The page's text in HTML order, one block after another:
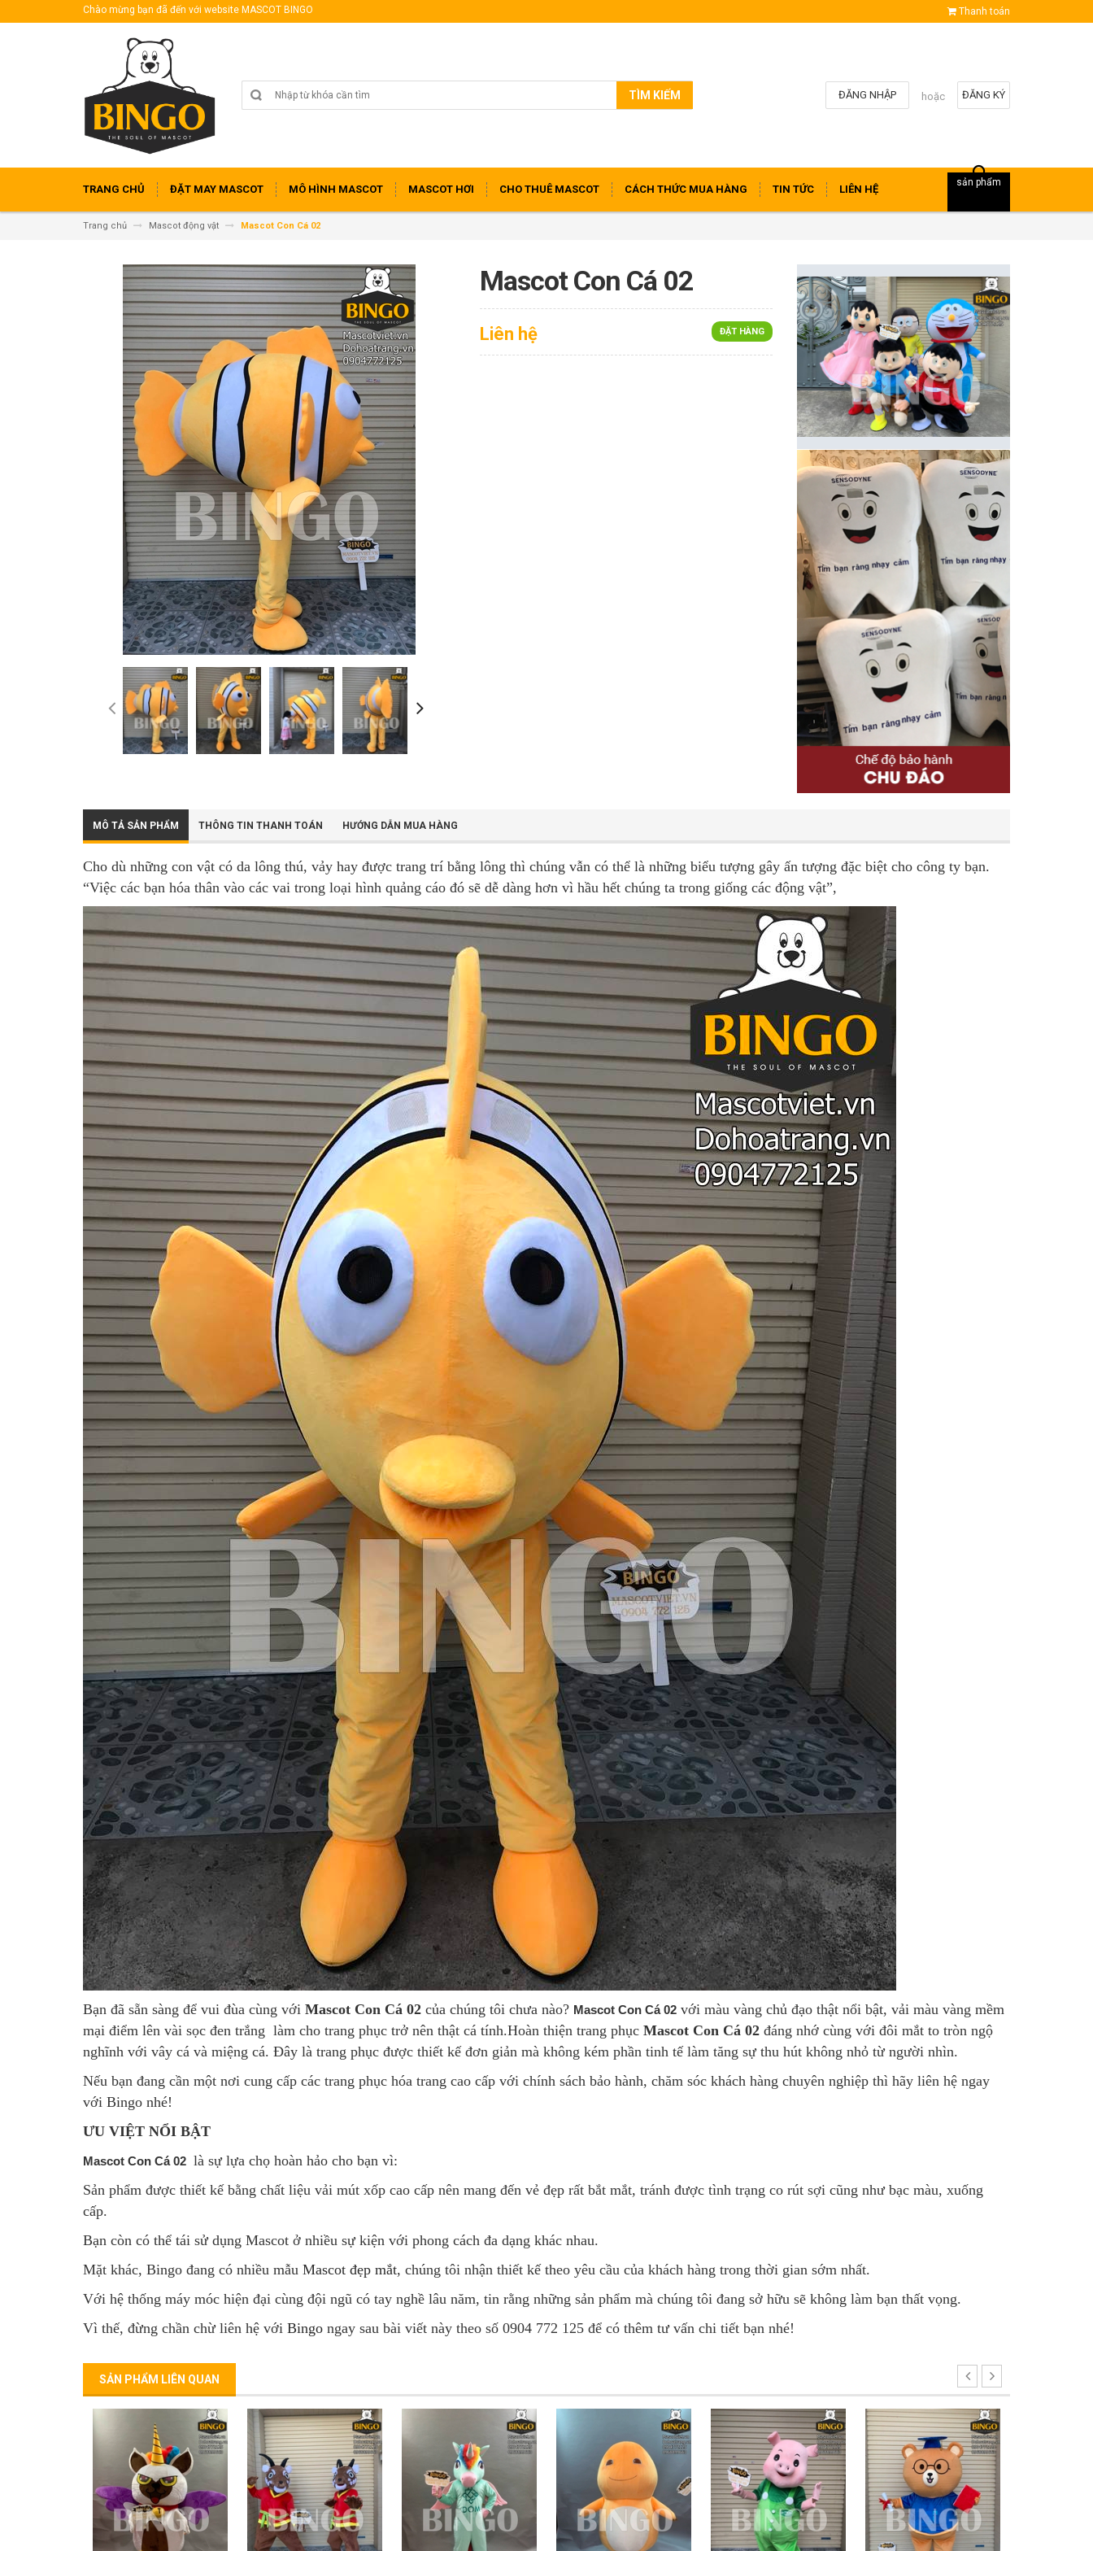
Chào mừng bạn đã đến với website MASCOT BINGO Thanh toán
TÌM KIẾM ĐĂNG KÝ
hoặc
ĐĂNG NHẬP
TRANG CHỦ ĐẶT MAY MASCOT MÔ HÌNH MASCOT MASCOT HƠI CHO THUÊ MASCOT CÁCH THỨC MUA HÀNG TIN TỨC LIÊN HỆ
sản phẩm
Trang chủ Mascot động vật Mascot Con Cá 02
Mascot Con Cá 02
ĐẶT HÀNG
Liên hệ
MÔ TẢ SẢN PHẨM THÔNG TIN THANH TOÁN HƯỚNG DẪN MUA HÀNG
Cho dù những con vật có da lông thú, vảy hay được trang trí bằng lông thì chúng vẫn có thể là những biểu tượng gây ấn tượng đặc biệt cho công ty bạn.
“Việc các bạn hóa thân vào các vai trong loại hình quảng cáo đó sẽ dễ dàng hơn vì hầu hết chúng ta trong giống các động vật”,
Bạn đã sẵn sàng để vui đùa cùng với Mascot Con Cá 02 của chúng tôi chưa nào? Mascot Con Cá 02 với màu vàng chủ đạo thật nổi bật, vải màu vàng mềm
mại điểm lên vài sọc đen trắng làm cho trang phục trở nên thật cá tính.Hoàn thiện trang phục Mascot Con Cá 02 đáng nhớ cùng với đôi mắt to tròn ngộ
nghĩnh với vây cá và miệng cá. Đây là trang phục được thiết kế đơn giản mà không kém phần tinh tế làm tăng sự thu hút không nhỏ từ người nhìn.
Nếu bạn đang cần một nơi cung cấp các trang phục hóa trang cao cấp với chính sách bảo hành, chăm sóc khách hàng chuyên nghiệp thì hãy liên hệ ngay
với Bingo nhé!
ƯU VIỆT NỔI BẬT
Mascot Con Cá 02 là sự lựa chọ hoàn hảo cho bạn vì:
Sản phẩm được thiết kế bằng chất liệu vải mút xốp cao cấp nên mang đến vẻ đẹp rất bắt mắt, tránh được tình trạng co rút sợi cũng như bạc màu, xuống
cấp.
Bạn còn có thể tái sử dụng Mascot ở nhiều sự kiện với phong cách đa dạng khác nhau.
Mặt khác, Bingo đang có nhiều mẫu Mascot đẹp mắt, chúng tôi nhận thiết kế theo yêu cầu của khách hàng trong thời gian sớm nhất.
Với hệ thống máy móc hiện đại cùng đội ngũ có tay nghề lâu năm, tin rằng những sản phẩm mà chúng tôi đang sở hữu sẽ không làm bạn thất vọng.
Vì thế, đừng chần chừ liên hệ với Bingo ngay sau bài viết này theo số 0904 772 125 để có thêm tư vấn chi tiết bạn nhé!
SẢN PHẨM LIÊN QUAN